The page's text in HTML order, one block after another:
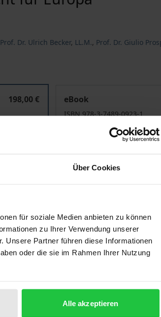
Über Cookies
für soziale Medien anbieten zu können
zu Ihrer Verwendung unserer
Unsere Partner führen diese Informationen
oder die sie im Rahmen Ihrer Nutzung
Alle akzeptieren
Prof. Dr. Ulrich Becker, LL.M., Prof. Dr. Giulio
198,00 €
eBook
ISBN 978-3-7489-0923-1
kann die MwSt. an der Kasse
Zusatzmaterial
Themen des Arbeits- und
und in UN-Organisationen prägen.